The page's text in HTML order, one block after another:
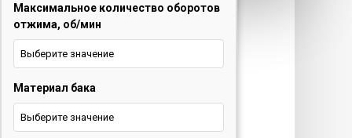
техника и ТВ
Бытовая
техника и ТВ
+375 29 677 54 10
Электротранспорт
Максимальное количество оборотов
отжима, об/мин
Выберите значение
Материал бака
Выберите значение